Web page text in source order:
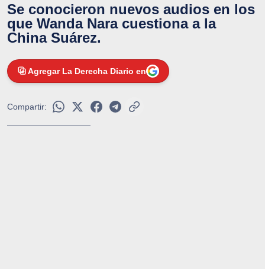
Se conocieron nuevos audios en los
que Wanda Nara cuestiona a la
China Suárez.
Agregar La Derecha Diario en
Compartir: